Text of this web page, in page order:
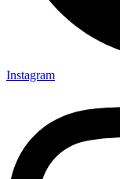
Instagram